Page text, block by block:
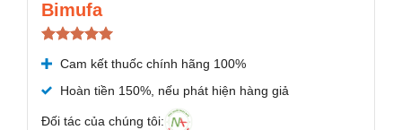
Bimufa
Được xếp
hạng5.00
5 sao
Cam kết thuốc chính hãng 100%
Hoàn tiền 150%, nếu phát hiện hàng giả
Đối tác của chúng tôi: